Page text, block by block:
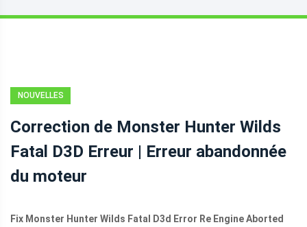
NOUVELLES
Correction de Monster Hunter Wilds
Fatal D3D Erreur | Erreur abandonnée
du moteur
Fix Monster Hunter Wilds Fatal D3d Error Re Engine Aborted